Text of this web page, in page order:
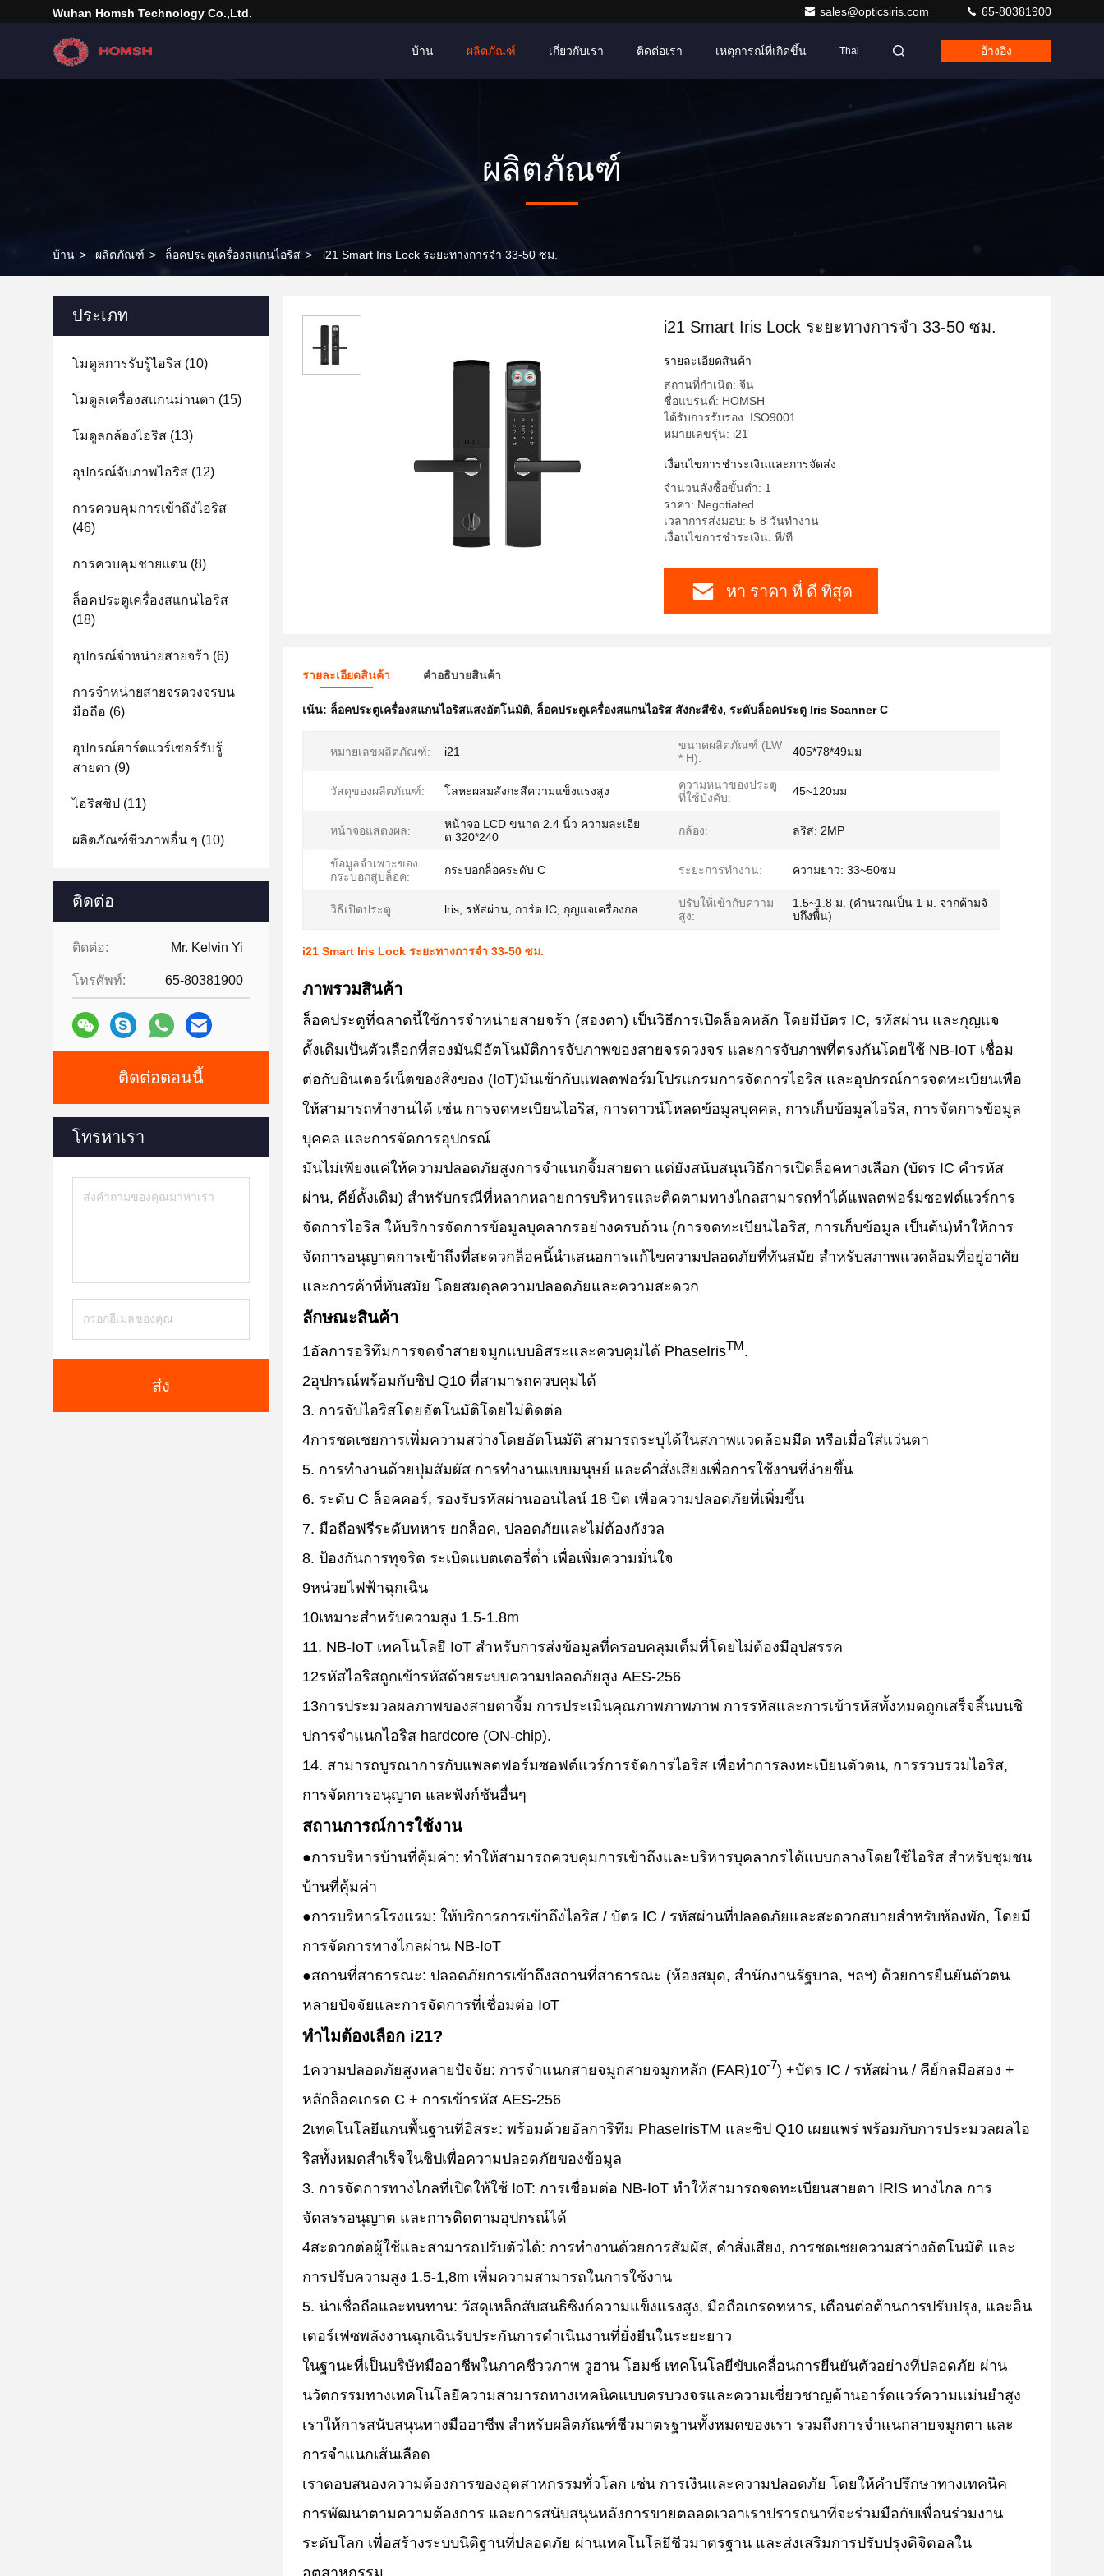
Wuhan Homsh Technology Co.,Ltd. sales@opticsiris.com 65-80381900
บ้าน ผลิตภัณฑ์ เกี่ยวกับเรา ติดต่อเรา เหตุการณ์ที่เกิดขึ้น Thai อ้างอิง
ผลิตภัณฑ์
บ้าน > ผลิตภัณฑ์ > ล็อคประตูเครื่องสแกนไอริส > i21 Smart Iris Lock ระยะทางการจํา 33-50 ซม.
ประเภท
โมดูลการรับรู้ไอริส (10)
โมดูลเครื่องสแกนม่านตา (15)
โมดูลกล้องไอริส (13)
อุปกรณ์จับภาพไอริส (12)
การควบคุมการเข้าถึงไอริส
(46)
การควบคุมชายแดน (8)
ล็อคประตูเครื่องสแกนไอริส
(18)
อุปกรณ์จําหน่ายสายจร้า (6)
การจําหน่ายสายจรดวงจรบน
มือถือ (6)
อุปกรณ์ฮาร์ดแวร์เซอร์รับรู้
สายตา (9)
ไอริสชิป (11)
ผลิตภัณฑ์ชีวภาพอื่น ๆ (10)
ติดต่อ
ติดต่อ: Mr. Kelvin Yi
โทรศัพท์: 65-80381900
ติดต่อตอนนี้
โทรหาเรา
ส่ง
i21 Smart Iris Lock ระยะทางการจํา 33-50 ซม.
รายละเอียดสินค้า
สถานที่กำเนิด: จีน
ชื่อแบรนด์: HOMSH
ได้รับการรับรอง: ISO9001
หมายเลขรุ่น: i21
เงื่อนไขการชําระเงินและการจัดส่ง
จำนวนสั่งซื้อขั้นต่ำ: 1
ราคา: Negotiated
เวลาการส่งมอบ: 5-8 วันทำงาน
เงื่อนไขการชำระเงิน: ที/ที
หา ราคา ที่ ดี ที่สุด
รายละเอียดสินค้า คําอธิบายสินค้า
เน้น: ล็อคประตูเครื่องสแกนไอริสแสงอัตโนมัติ, ล็อคประตูเครื่องสแกนไอริส สังกะสีซิง, ระดับล็อคประตู Iris Scanner C
หมายเลขผลิตภัณฑ์: i21
ขนาดผลิตภัณฑ์ (LW
* H):
405*78*49มม
วัสดุของผลิตภัณฑ์: โลหะผสมสังกะสีความแข็งแรงสูง
ความหนาของประตู
ที่ใช้บังคับ:
45~120มม
หน้าจอแสดงผล:
หน้าจอ LCD ขนาด 2.4 นิ้ว ความละเอีย
ด 320*240
กล้อง: ลริส: 2MP
ข้อมูลจำเพาะของ
กระบอกสูบล็อค:
กระบอกล็อคระดับ C ระยะการทำงาน: ความยาว: 33~50ซม
วิธีเปิดประตู: lris, รหัสผ่าน, การ์ด IC, กุญแจเครื่องกล
ปรับให้เข้ากับความ
สูง:
1.5~1.8 ม. (คำนวณเป็น 1 ม. จากด้ามจั
บถึงพื้น)
i21 Smart Iris Lock ระยะทางการจํา 33-50 ซม.
ภาพรวมสินค้า
ล็อคประตูที่ฉลาดนี้ใช้การจําหน่ายสายจร้า (สองตา) เป็นวิธีการเปิดล็อคหลัก โดยมีบัตร IC, รหัสผ่าน และกุญแจ
ดั้งเดิมเป็นตัวเลือกที่สองมันมีอัตโนมัติการจับภาพของสายจรดวงจร และการจับภาพที่ตรงกันโดยใช้ NB-IoT เชื่อม
ต่อกับอินเตอร์เน็ตของสิ่งของ (IoT)มันเข้ากับแพลตฟอร์มโปรแกรมการจัดการไอริส และอุปกรณ์การจดทะเบียนเพื่อ
ให้สามารถทํางานได้ เช่น การจดทะเบียนไอริส, การดาวน์โหลดข้อมูลบุคคล, การเก็บข้อมูลไอริส, การจัดการข้อมูล
บุคคล และการจัดการอุปกรณ์
มันไม่เพียงแค่ให้ความปลอดภัยสูงการจําแนกจิ้มสายตา แต่ยังสนับสนุนวิธีการเปิดล็อคทางเลือก (บัตร IC คํารหัส
ผ่าน, คีย์ดั้งเดิม) สําหรับกรณีที่หลากหลายการบริหารและติดตามทางไกลสามารถทําได้แพลตฟอร์มซอฟต์แวร์การ
จัดการไอริส ให้บริการจัดการข้อมูลบุคลากรอย่างครบถ้วน (การจดทะเบียนไอริส, การเก็บข้อมูล เป็นต้น)ทําให้การ
จัดการอนุญาตการเข้าถึงที่สะดวกล็อคนี้นําเสนอการแก้ไขความปลอดภัยที่ทันสมัย สําหรับสภาพแวดล้อมที่อยู่อาศัย
และการค้าที่ทันสมัย โดยสมดุลความปลอดภัยและความสะดวก
ลักษณะสินค้า
1อัลการอริทึมการจดจําสายจมูกแบบอิสระและควบคุมได้ PhaseIrisTM.
2อุปกรณ์พร้อมกับชิป Q10 ที่สามารถควบคุมได้
3. การจับไอริสโดยอัตโนมัติโดยไม่ติดต่อ
4การชดเชยการเพิ่มความสว่างโดยอัตโนมัติ สามารถระบุได้ในสภาพแวดล้อมมืด หรือเมื่อใส่แว่นตา
5. การทํางานด้วยปุ่มสัมผัส การทํางานแบบมนุษย์ และคําสั่งเสียงเพื่อการใช้งานที่ง่ายขึ้น
6. ระดับ C ล็อคคอร์, รองรับรหัสผ่านออนไลน์ 18 บิต เพื่อความปลอดภัยที่เพิ่มขึ้น
7. มือถือฟรีระดับทหาร ยกล็อค, ปลอดภัยและไม่ต้องกังวล
8. ป้องกันการทุจริต ระเบิดแบตเตอรี่ต่ํา เพื่อเพิ่มความมั่นใจ
9หน่วยไฟฟ้าฉุกเฉิน
10เหมาะสําหรับความสูง 1.5-1.8m
11. NB-IoT เทคโนโลยี IoT สําหรับการส่งข้อมูลที่ครอบคลุมเต็มที่โดยไม่ต้องมีอุปสรรค
12รหัสไอริสถูกเข้ารหัสด้วยระบบความปลอดภัยสูง AES-256
13การประมวลผลภาพของสายตาจิ้ม การประเมินคุณภาพภาพภาพ การรหัสและการเข้ารหัสทั้งหมดถูกเสร็จสิ้นบนชิ
ปการจําแนกไอริส hardcore (ON-chip).
14. สามารถบูรณาการกับแพลตฟอร์มซอฟต์แวร์การจัดการไอริส เพื่อทําการลงทะเบียนตัวตน, การรวบรวมไอริส,
การจัดการอนุญาต และฟังก์ชันอื่นๆ
สถานการณ์การใช้งาน
●การบริหารบ้านที่คุ้มค่า: ทําให้สามารถควบคุมการเข้าถึงและบริหารบุคลากรได้แบบกลางโดยใช้ไอริส สําหรับชุมชน
บ้านที่คุ้มค่า
●การบริหารโรงแรม: ให้บริการการเข้าถึงไอริส / บัตร IC / รหัสผ่านที่ปลอดภัยและสะดวกสบายสําหรับห้องพัก, โดยมี
การจัดการทางไกลผ่าน NB-IoT
●สถานที่สาธารณะ: ปลอดภัยการเข้าถึงสถานที่สาธารณะ (ห้องสมุด, สํานักงานรัฐบาล, ฯลฯ) ด้วยการยืนยันตัวตน
หลายปัจจัยและการจัดการที่เชื่อมต่อ IoT
ทําไมต้องเลือก i21?
1ความปลอดภัยสูงหลายปัจจัย: การจําแนกสายจมูกสายจมูกหลัก (FAR)10-7) +บัตร IC / รหัสผ่าน / คีย์กลมือสอง +
หลักล็อคเกรด C + การเข้ารหัส AES-256
2เทคโนโลยีแกนพื้นฐานที่อิสระ: พร้อมด้วยอัลการิทึม PhaseIrisTM และชิป Q10 เผยแพร่ พร้อมกับการประมวลผลไอ
ริสทั้งหมดสําเร็จในชิปเพื่อความปลอดภัยของข้อมูล
3. การจัดการทางไกลที่เปิดให้ใช้ IoT: การเชื่อมต่อ NB-IoT ทําให้สามารถจดทะเบียนสายตา IRIS ทางไกล การ
จัดสรรอนุญาต และการติดตามอุปกรณ์ได้
4สะดวกต่อผู้ใช้และสามารถปรับตัวได้: การทํางานด้วยการสัมผัส, คําสั่งเสียง, การชดเชยความสว่างอัตโนมัติ และ
การปรับความสูง 1.5-1,8m เพิ่มความสามารถในการใช้งาน
5. น่าเชื่อถือและทนทาน: วัสดุเหล็กสับสนธิซิงก์ความแข็งแรงสูง, มือถือเกรดทหาร, เตือนต่อต้านการปรับปรุง, และอิน
เตอร์เฟซพลังงานฉุกเฉินรับประกันการดําเนินงานที่ยั่งยืนในระยะยาว
ในฐานะที่เป็นบริษัทมืออาชีพในภาคชีววภาพ วูฮาน โฮมช์ เทคโนโลยีขับเคลื่อนการยืนยันตัวอย่างที่ปลอดภัย ผ่าน
นวัตกรรมทางเทคโนโลยีความสามารถทางเทคนิคแบบครบวงจรและความเชี่ยวชาญด้านฮาร์ดแวร์ความแม่นยําสูง
เราให้การสนับสนุนทางมืออาชีพ สําหรับผลิตภัณฑ์ชีวมาตรฐานทั้งหมดของเรา รวมถึงการจําแนกสายจมูกตา และ
การจําแนกเส้นเลือด
เราตอบสนองความต้องการของอุตสาหกรรมทั่วโลก เช่น การเงินและความปลอดภัย โดยให้คําปรึกษาทางเทคนิค
การพัฒนาตามความต้องการ และการสนับสนุนหลังการขายตลอดเวลาเราปรารถนาที่จะร่วมมือกับเพื่อนร่วมงาน
ระดับโลก เพื่อสร้างระบบนิติฐานที่ปลอดภัย ผ่านเทคโนโลยีชีวมาตรฐาน และส่งเสริมการปรับปรุงดิจิตอลใน
อุตสาหกรรม.